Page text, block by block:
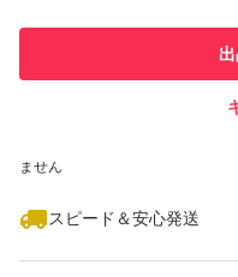
ません
スピード＆安心発送